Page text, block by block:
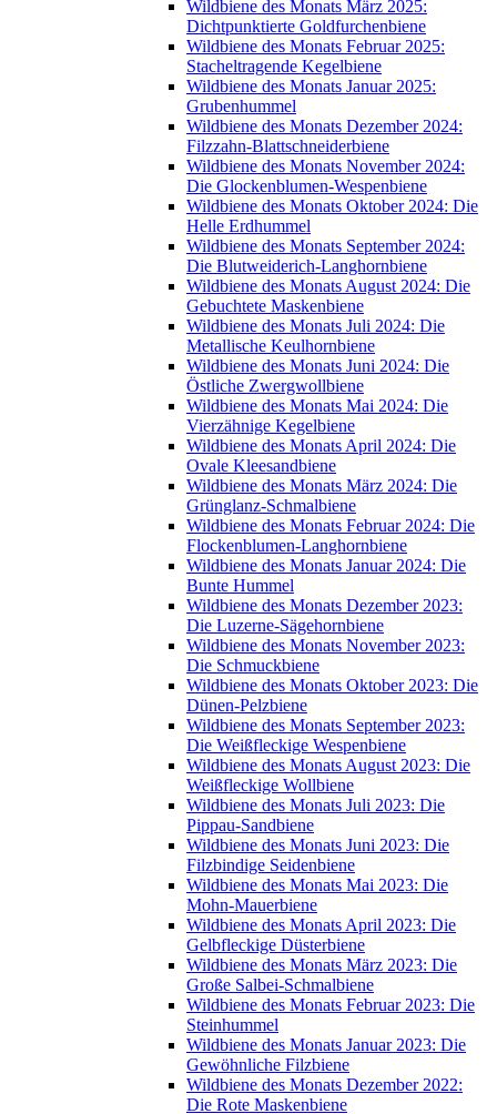
Wildbiene des Monats März 2025:
Dichtpunktierte Goldfurchenbiene
Wildbiene des Monats Februar 2025:
Stacheltragende Kegelbiene
Wildbiene des Monats Januar 2025:
Grubenhummel
Wildbiene des Monats Dezember 2024:
Filzzahn-Blattschneiderbiene
Wildbiene des Monats November 2024:
Die Glockenblumen-Wespenbiene
Wildbiene des Monats Oktober 2024: Die
Helle Erdhummel
Wildbiene des Monats September 2024:
Die Blutweiderich-Langhornbiene
Wildbiene des Monats August 2024: Die
Gebuchtete Maskenbiene
Wildbiene des Monats Juli 2024: Die
Metallische Keulhornbiene
Wildbiene des Monats Juni 2024: Die
Östliche Zwergwollbiene
Wildbiene des Monats Mai 2024: Die
Vierzähnige Kegelbiene
Wildbiene des Monats April 2024: Die
Ovale Kleesandbiene
Wildbiene des Monats März 2024: Die
Grünglanz-Schmalbiene
Wildbiene des Monats Februar 2024: Die
Flockenblumen-Langhornbiene
Wildbiene des Monats Januar 2024: Die
Bunte Hummel
Wildbiene des Monats Dezember 2023:
Die Luzerne-Sägehornbiene
Wildbiene des Monats November 2023:
Die Schmuckbiene
Wildbiene des Monats Oktober 2023: Die
Dünen-Pelzbiene
Wildbiene des Monats September 2023:
Die Weißfleckige Wespenbiene
Wildbiene des Monats August 2023: Die
Weißfleckige Wollbiene
Wildbiene des Monats Juli 2023: Die
Pippau-Sandbiene
Wildbiene des Monats Juni 2023: Die
Filzbindige Seidenbiene
Wildbiene des Monats Mai 2023: Die
Mohn-Mauerbiene
Wildbiene des Monats April 2023: Die
Gelbfleckige Düsterbiene
Wildbiene des Monats März 2023: Die
Große Salbei-Schmalbiene
Wildbiene des Monats Februar 2023: Die
Steinhummel
Wildbiene des Monats Januar 2023: Die
Gewöhnliche Filzbiene
Wildbiene des Monats Dezember 2022:
Die Rote Maskenbiene